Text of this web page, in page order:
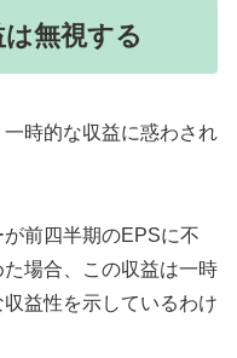
無視する
時的な収益に惑わされ
前四半期のEPSに不
場合、この収益は一時
益性を示しているわけ